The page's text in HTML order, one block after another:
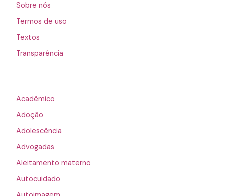
Sobre nós
Termos de uso
Textos
Transparência
Acadêmico
Adoção
Adolescência
Advogadas
Aleitamento materno
Autocuidado